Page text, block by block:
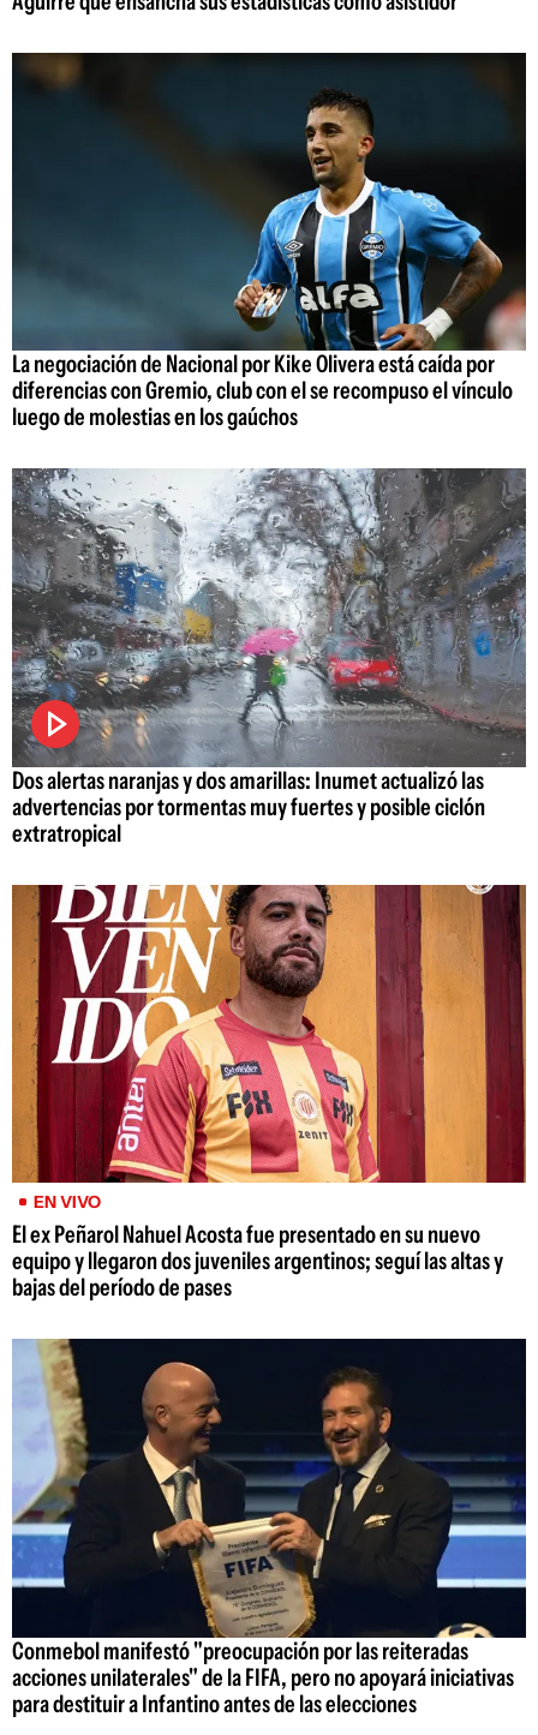
La negociación de Nacional por Kike Olivera está caída por
diferencias con Gremio, club con el se recompuso el vínculo
luego de molestias en los gaúchos
Dos alertas naranjas y dos amarillas: Inumet actualizó las
advertencias por tormentas muy fuertes y posible ciclón
extratropical
EN VIVO
El ex Peñarol Nahuel Acosta fue presentado en su nuevo
equipo y llegaron dos juveniles argentinos; seguí las altas y
bajas del período de pases
Conmebol manifestó "preocupación por las reiteradas
acciones unilaterales" de la FIFA, pero no apoyará iniciativas
para destituir a Infantino antes de las elecciones